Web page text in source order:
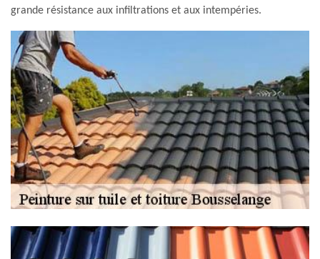
grande résistance aux infiltrations et aux intempéries.